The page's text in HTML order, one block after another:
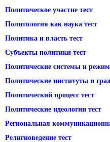
Политическое участие тест
Политология как наука тест
Политика и власть тест
Субъекты политики тест
Политические системы и
Политические институты и
Политический процесс тест
Политические идеологии тест
Региональная
Религиоведение тест